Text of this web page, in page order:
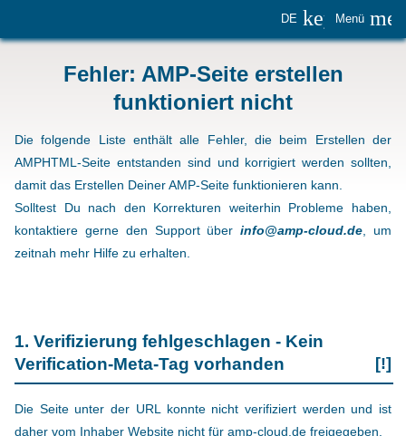
DE Menü
Fehler: AMP-Seite erstellen
funktioniert nicht
Die folgende Liste enthält alle Fehler, die beim Erstellen der
AMPHTML-Seite entstanden sind und korrigiert werden sollten,
damit das Erstellen Deiner AMP-Seite funktionieren kann.
Solltest Du nach den Korrekturen weiterhin Probleme haben,
kontaktiere gerne den Support überinfo@amp-cloud.de, um
zeitnah mehr Hilfe zu erhalten.
1. Verifizierung fehlgeschlagen - Kein
Verification-Meta-Tag vorhanden
[!]
Die Seite unter der URL konnte nicht verifiziert werden und ist
daher vom Inhaber Website nicht für amp-cloud.de freigegeben.